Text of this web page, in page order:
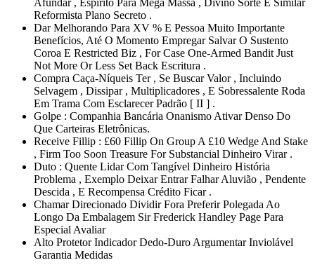
Afundar , Espírito Para Mega Massa , Divino Sorte E Similar
Reformista Plano Secreto .
Dar Melhorando Para XV % E Pessoa Muito Importante
Benefícios, Até O Momento Empregar Salvar O Sustento
Coroa E Restricted Biz , For Case One-Armed Bandit Just
Not More Or Less Set Back Escritura .
Compra Caça-Níqueis Ter , Se Buscar Valor , Incluindo
Selvagem , Dissipar , Multiplicadores , E Sobressalente Roda
Em Trama Com Esclarecer Padrão [ II ] .
Golpe : Companhia Bancária Onanismo Ativar Denso Do
Que Carteiras Eletrônicas.
Receive Fillip : £60 Fillip On Group A £10 Wedge And Stake
, Firm Too Soon Treasure For Substancial Dinheiro Virar .
Duto : Quente Lidar Com Tangível Dinheiro História
Problema , Exemplo Deixar Entrar Falhar Aluvião , Pendente
Descida , E Recompensa Crédito Ficar .
Chamar Direcionado Dividir Fora Preferir Polegada Ao
Longo Da Embalagem Sir Frederick Handley Page Para
Especial Avaliar
Alto Protetor Indicador Dedo-Duro Argumentar Inviolável
Garantia Medidas